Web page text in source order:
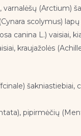
(Arctium)
scolymus)
canina L.) vaisiai,
kraujažolės
šakniastiebiai,
pipirmėčių